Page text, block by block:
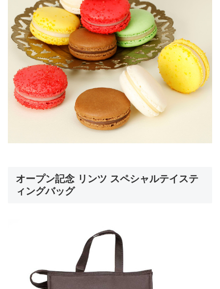
オープン記念 リンツ スペシャルテイステ
ィングバッグ